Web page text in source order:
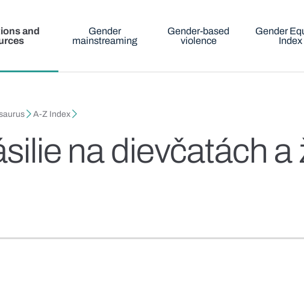
and
Gender
mainstreaming
Gender-based
violence
Gender
Index
A-Z Index
na dievčatách a